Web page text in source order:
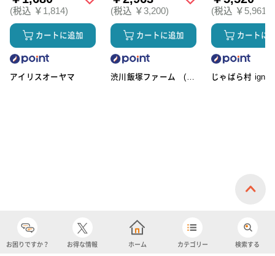
(税込 ￥1,814)
カートに追加
アイリスオーヤマ
(税込 ￥3,200)
カートに追加
渋川飯塚ファーム (ア
(税込 ￥5,961)
カートに
じゃばら村
お困りですか？ お得な情報 ホーム カテゴリー 検索する